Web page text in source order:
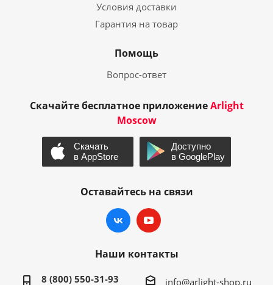
Условия доставки
Гарантия на товар
Помощь
Вопрос-ответ
Скачайте бесплатное приложениеArlight
Moscow
Оставайтесь на связи
Наши контакты
8 (800) 550-31-93 info@arlight-shop.ru